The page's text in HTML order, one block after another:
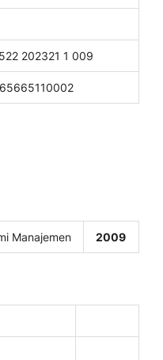
202321 1 009
Manajemen 2009